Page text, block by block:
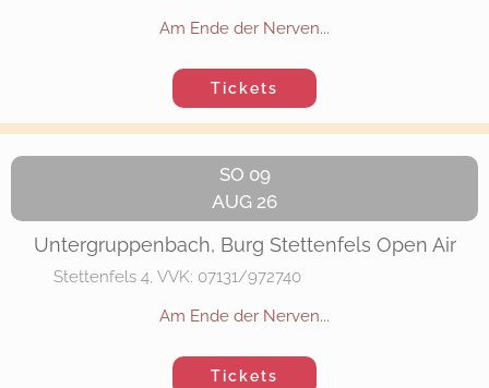
Am Ende der Nerven...
Tickets
SO 09
AUG 26
Untergruppenbach, Burg Stettenfels Open Air
Stettenfels 4, VVK: 07131/972740
Am Ende der Nerven...
Tickets